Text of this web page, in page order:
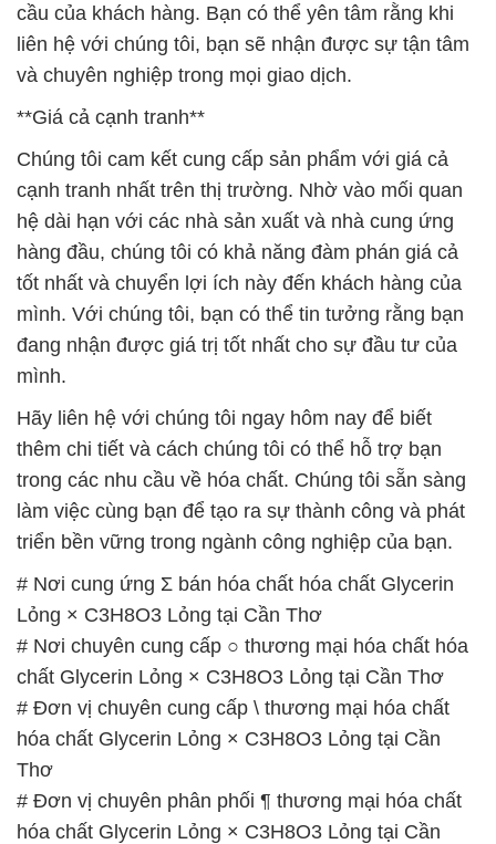
cầu của khách hàng. Bạn có thể yên tâm rằng khi
liên hệ với chúng tôi, bạn sẽ nhận được sự tận tâm
và chuyên nghiệp trong mọi giao dịch.
**Giá cả cạnh tranh**
Chúng tôi cam kết cung cấp sản phẩm với giá cả
cạnh tranh nhất trên thị trường. Nhờ vào mối quan
hệ dài hạn với các nhà sản xuất và nhà cung ứng
hàng đầu, chúng tôi có khả năng đàm phán giá cả
tốt nhất và chuyển lợi ích này đến khách hàng của
mình. Với chúng tôi, bạn có thể tin tưởng rằng bạn
đang nhận được giá trị tốt nhất cho sự đầu tư của
mình.
Hãy liên hệ với chúng tôi ngay hôm nay để biết
thêm chi tiết và cách chúng tôi có thể hỗ trợ bạn
trong các nhu cầu về hóa chất. Chúng tôi sẵn sàng
làm việc cùng bạn để tạo ra sự thành công và phát
triển bền vững trong ngành công nghiệp của bạn.
# Nơi cung ứng Σ bán hóa chất hóa chất Glycerin
Lỏng × C3H8O3 Lỏng tại Cần Thơ
# Nơi chuyên cung cấp ○ thương mại hóa chất hóa
chất Glycerin Lỏng × C3H8O3 Lỏng tại Cần Thơ
# Đơn vị chuyên cung cấp \ thương mại hóa chất
hóa chất Glycerin Lỏng × C3H8O3 Lỏng tại Cần
Thơ
# Đơn vị chuyên phân phối ¶ thương mại hóa chất
hóa chất Glycerin Lỏng × C3H8O3 Lỏng tại Cần